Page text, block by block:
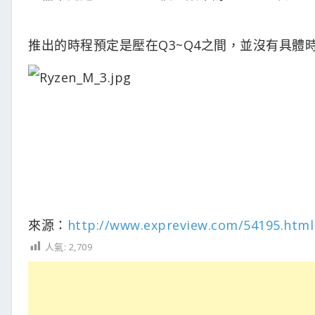
推出的時程預定是壓在Q3~Q4之間，並沒有具體
來源： http://www.expreview.com/54195.html
人氣: 2,709